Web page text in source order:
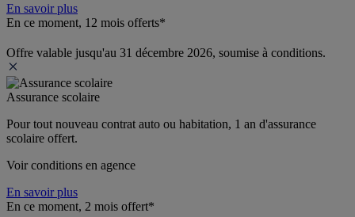
En savoir plus
En ce moment, 12 mois offerts*
Offre valable jusqu'au 31 décembre 2026, soumise à conditions.
Assurance scolaire
Pour tout nouveau contrat auto ou habitation, 1 an d'assurance
scolaire offert.
Voir conditions en agence
En savoir plus
En ce moment, 2 mois offert*